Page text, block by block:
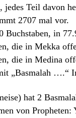
jedes Teil davon
2707 mal vor.
Buchstaben, in
die in Mekka
die in Medina
„Basmalah ….“
hat 2
von